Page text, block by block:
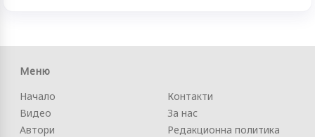
Меню
Начало
Видео
Автори
Контакти
За нас
Редакционна политика